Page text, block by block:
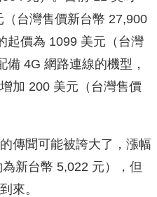
台灣售價新台幣 27,900
起價為 1099 美元（台灣
4G 網路連線的機型，
加 200 美元（台灣售價
傳聞可能被誇大了，漲幅
新台幣 5,022 元），但
來。